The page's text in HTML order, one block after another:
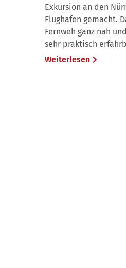
Exkursion an den
Flughafen gemacht.
Fernweh ganz nah
sehr praktisch
Weiterlesen